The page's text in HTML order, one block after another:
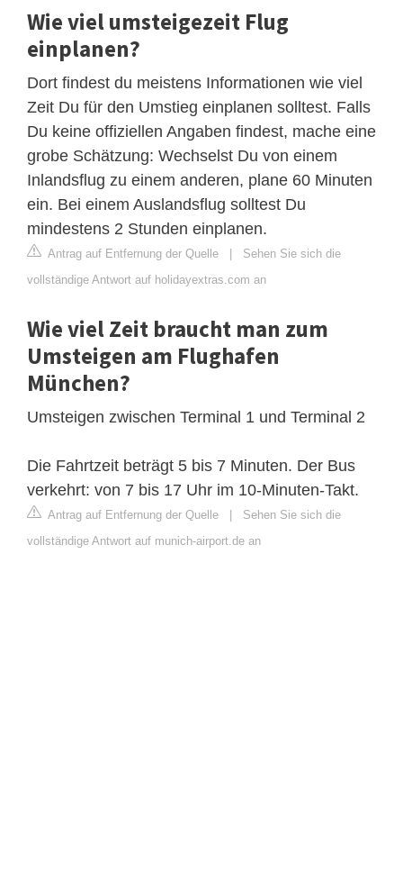
Wie viel umsteigezeit Flug
einplanen?
Dort findest du meistens Informationen wie viel
Zeit Du für den Umstieg einplanen solltest. Falls
Du keine offiziellen Angaben findest, mache eine
grobe Schätzung: Wechselst Du von einem
Inlandsflug zu einem anderen, plane 60 Minuten
ein. Bei einem Auslandsflug solltest Du
mindestens 2 Stunden einplanen.
Antrag auf Entfernung der Quelle | Sehen Sie sich die
vollständige Antwort auf holidayextras.com an
Wie viel Zeit braucht man zum
Umsteigen am Flughafen
München?
Umsteigen zwischen Terminal 1 und Terminal 2
Die Fahrtzeit beträgt 5 bis 7 Minuten. Der Bus
verkehrt: von 7 bis 17 Uhr im 10-Minuten-Takt.
Antrag auf Entfernung der Quelle | Sehen Sie sich die
vollständige Antwort auf munich-airport.de an